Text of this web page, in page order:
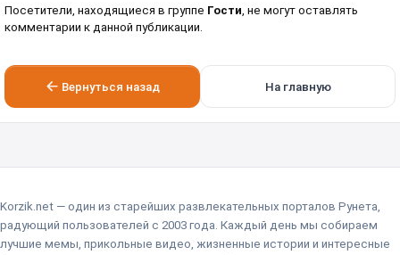
Посетители, находящиеся в группе Гости, не могут оставлять
комментарии к данной публикации.
Вернуться назад На главную
Korzik.net — один из старейших развлекательных порталов Рунета,
радующий пользователей с 2003 года. Каждый день мы собираем
лучшие мемы, прикольные видео, жизненные истории и интересные